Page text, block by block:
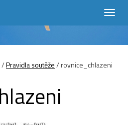
/Pravidla soutěže/rovnice_chlazeni